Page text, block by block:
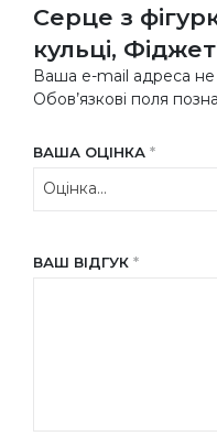
Серце з
кульці,
Ваша e-mail адреса
Обов’язкові поля
ВАША ОЦІНКА *
ВАШ ВІДГУК *